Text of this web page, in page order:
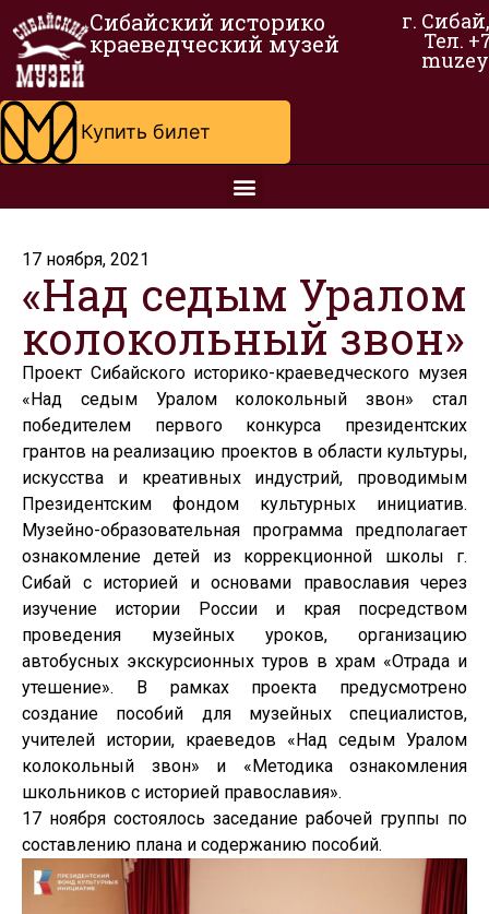
Сибайский историко
краеведческий музей
г.
Тел.
Купить билет
17 ноября, 2021
«Над седым Уралом
колокольный звон»
Проект Сибайского историко-краеведческого музея
«Над седым Уралом колокольный звон» стал
победителем первого конкурса президентских
грантов на реализацию проектов в области культуры,
искусства и креативных индустрий, проводимым
Президентским фондом культурных инициатив.
Музейно-образовательная программа предполагает
ознакомление детей из коррекционной школы г.
Сибай с историей и основами православия через
изучение истории России и края посредством
проведения музейных уроков, организацию
автобусных экскурсионных туров в храм «Отрада и
утешение». В рамках проекта предусмотрено
создание пособий для музейных специалистов,
учителей истории, краеведов «Над седым Уралом
колокольный звон» и «Методика ознакомления
школьников с историей православия».
17 ноября состоялось заседание рабочей группы по
составлению плана и содержанию пособий.